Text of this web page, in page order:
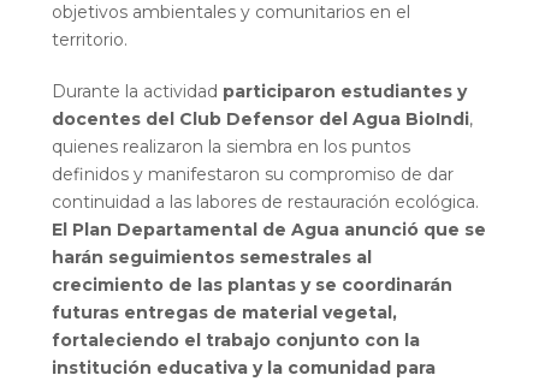
objetivos ambientales y comunitarios en el
territorio.
Durante la actividad participaron estudiantes y
docentes del Club Defensor del Agua BioIndi,
quienes realizaron la siembra en los puntos
definidos y manifestaron su compromiso de dar
continuidad a las labores de restauración ecológica.
El Plan Departamental de Agua anunció que se
harán seguimientos semestrales al
crecimiento de las plantas y se coordinarán
futuras entregas de material vegetal,
fortaleciendo el trabajo conjunto con la
institución educativa y la comunidad para